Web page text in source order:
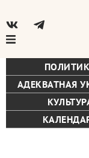
АДЕКВАТНАЯ